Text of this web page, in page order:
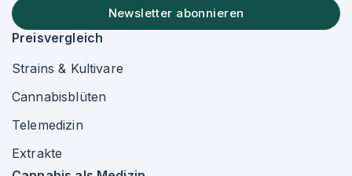
Newsletter abonnieren
Preisvergleich
Strains & Kultivare
Cannabisblüten
Telemedizin
Extrakte